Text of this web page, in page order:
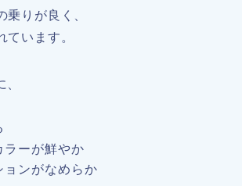
乗りが良く、
ています。
ラーが鮮やか
ョンがなめらか